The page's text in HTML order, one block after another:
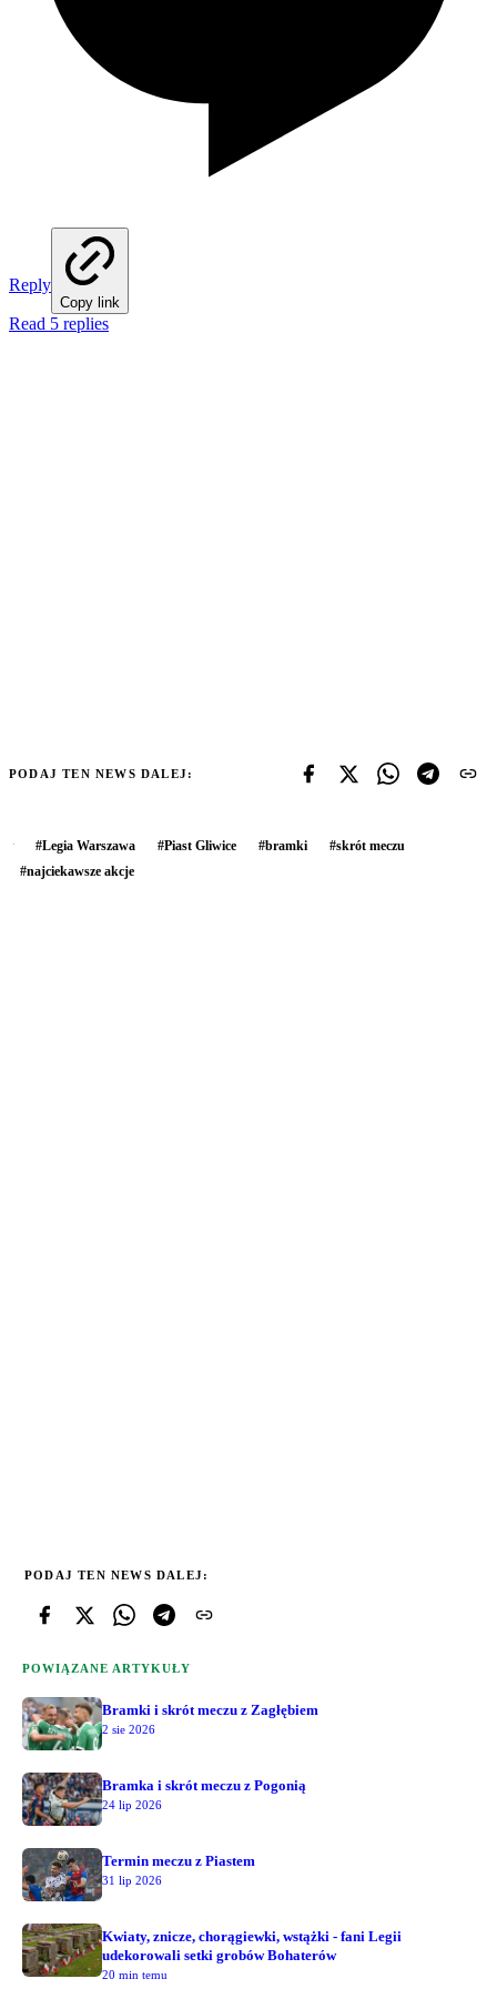
Reply
Copy link
Read 5 replies
PODAJ TEN NEWS DALEJ:
#Legia Warszawa #Piast Gliwice #bramki #skrót meczu
#najciekawsze akcje
PODAJ TEN NEWS DALEJ:
POWIĄZANE ARTYKUŁY
Bramki i skrót meczu z Zagłębiem
2 sie 2026
Bramka i skrót meczu z Pogonią
24 lip 2026
Termin meczu z Piastem
31 lip 2026
Kwiaty, znicze, chorągiewki, wstążki - fani Legii
udekorowali setki grobów Bohaterów
20 min temu